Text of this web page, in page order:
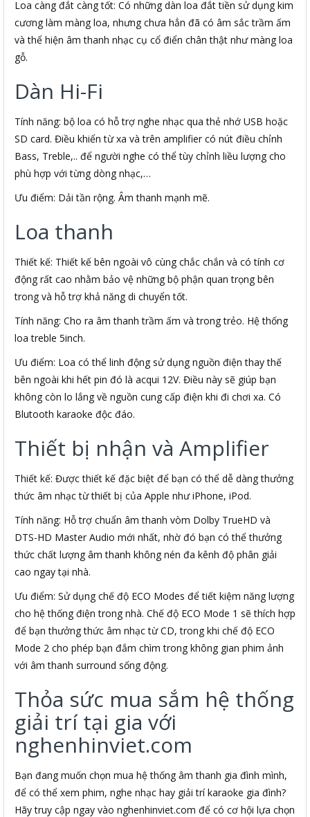
Loa càng đắt càng tốt: Có những dàn loa đắt tiền sử dụng kim
cương làm màng loa, nhưng chưa hẳn đã có âm sắc trầm ấm
và thể hiện âm thanh nhạc cụ cổ điển chân thật như màng loa
gỗ.
Dàn Hi-Fi
Tính năng: bộ loa có hỗ trợ nghe nhạc qua thẻ nhớ USB hoặc
SD card. Điều khiển từ xa và trên amplifier có nút điều chỉnh
Bass, Treble,.. để người nghe có thể tùy chỉnh liều lượng cho
phù hợp với từng dòng nhạc,…
Ưu điểm: Dải tần rộng. Âm thanh mạnh mẽ.
Loa thanh
Thiết kế: Thiết kế bên ngoài vô cùng chắc chắn và có tính cơ
động rất cao nhằm bảo vệ những bộ phận quan trọng bên
trong và hỗ trợ khả năng di chuyển tốt.
Tính năng: Cho ra âm thanh trầm ấm và trong trẻo. Hệ thống
loa treble 5inch.
Ưu điểm: Loa có thể linh động sử dụng nguồn điện thay thế
bên ngoài khi hết pin đó là acqui 12V. Điều này sẽ giúp bạn
không còn lo lắng về nguồn cung cấp điện khi đi chơi xa. Có
Blutooth karaoke độc đáo.
Thiết bị nhận và Amplifier
Thiết kế: Được thiết kế đặc biệt để bạn có thể dễ dàng thưởng
thức âm nhạc từ thiết bị của Apple như iPhone, iPod.
Tính năng: Hỗ trợ chuẩn âm thanh vòm Dolby TrueHD và
DTS-HD Master Audio mới nhất, nhờ đó bạn có thể thưởng
thức chất lượng âm thanh không nén đa kênh độ phân giải
cao ngay tại nhà.
Ưu điểm: Sử dụng chế độ ECO Modes để tiết kiệm năng lượng
cho hệ thống điện trong nhà. Chế độ ECO Mode 1 sẽ thích hợp
để bạn thưởng thức âm nhạc từ CD, trong khi chế độ ECO
Mode 2 cho phép bạn đắm chìm trong không gian phim ảnh
với âm thanh surround sống động.
Thỏa sức mua sắm hệ thống
giải trí tại gia với
nghenhinviet.com
Bạn đang muốn chọn mua hệ thống âm thanh gia đình mình,
để có thể xem phim, nghe nhạc hay giải trí karaoke gia đình?
Hãy truy cập ngay vào nghenhinviet.com để có cơ hội lựa chọn